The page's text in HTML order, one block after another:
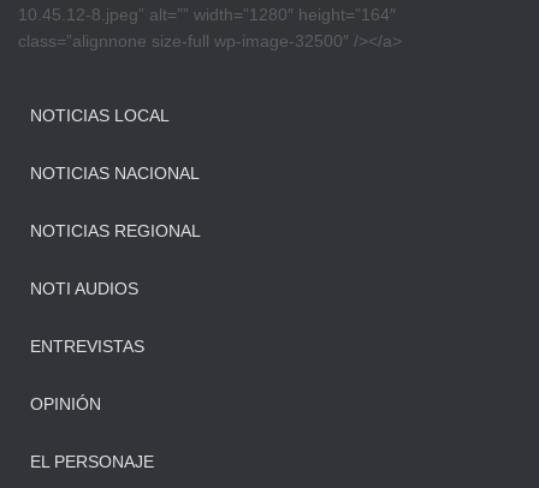
10.45.12-8.jpeg” alt=”” width=”1280″ height=”164″
class=”alignnone size-full wp-image-32500″ /></a>
NOTICIAS LOCAL
NOTICIAS NACIONAL
NOTICIAS REGIONAL
NOTI AUDIOS
ENTREVISTAS
OPINIÓN
EL PERSONAJE